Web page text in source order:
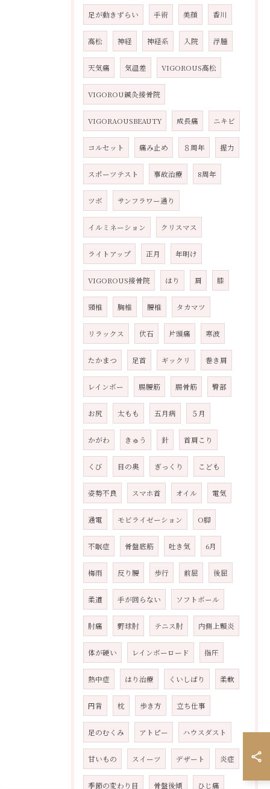
足が動きずらい 手術 美顔 香川
高松 神経 神経系 入院 浮腫
天気痛 気温差 VIGOROUS高松
VIGOROU鍼灸接骨院
VIGORAOUSBEAUTY 成長痛 ニキビ
コルセット 痛み止め ８周年 握力
スポーツテスト 事故治療 8周年
ツボ サンフラワー通り
イルミネーション クリスマス
ライトアップ 正月 年明け
VIGOROUS接骨院 はり 肩 膝
頸椎 胸椎 腰椎 タカマツ
リラックス 伏石 片頭痛 寒波
たかまつ 足首 ギックリ 巻き肩
レインボー 腸腰筋 腸骨筋 臀部
お尻 太もも 五月病 ５月
かがわ きゅう 針 首肩こり
くび 目の奥 ぎっくり こども
姿勢不良 スマホ首 オイル 電気
通電 モビライゼーション O脚
不眠症 骨盤底筋 吐き気 6月
梅雨 反り腰 歩行 前屈 後屈
柔道 手が回らない ソフトボール
肘痛 野球肘 テニス肘 内側上顆炎
体が硬い レインボーロード 指圧
熱中症 はり治療 くいしばり 柔軟
円背 枕 歩き方 立ち仕事
足のむくみ アトピー ハウスダスト
甘いもの スイーツ デザート 炎症
季節の変わり目 骨盤後傾 ひじ痛